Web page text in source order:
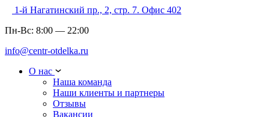
1-й Нагатинский пр., 2, стр. 7. Офис 402
Пн-Вс: 8:00 — 22:00
info@centr-otdelka.ru
О нас
Наша команда
Наши клиенты и партнеры
Отзывы
Вакансии